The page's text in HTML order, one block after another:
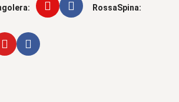
RossaSpina: